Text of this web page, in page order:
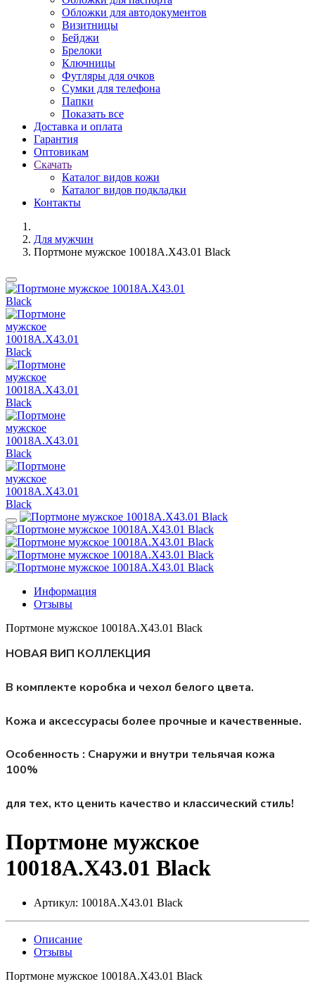
Обложки для автодокументов
Визитницы
Бейджи
Брелоки
Ключницы
Футляры для очков
Сумки для телефона
Папки
Показать все
Доставка и оплата
Гарантия
Оптовикам
Скачать
Каталог видов кожи
Каталог видов подкладки
Контакты
Для мужчин
Портмоне мужское 10018A.X43.01 Black
Информация
Отзывы
Портмоне мужское 10018A.X43.01 Black
НОВАЯ ВИП КОЛЛЕКЦИЯ
В комплекте коробка и чехол белого цвета.
Кожа и аксессурасы более прочные и качественные.
Особенность : Снаружи и внутри тельячая кожа
100%
для тех, кто ценить качество и классический стиль!
Портмоне мужское
10018A.X43.01 Black
Артикул: 10018A.X43.01 Black
Описание
Отзывы
Портмоне мужское 10018A.X43.01 Black